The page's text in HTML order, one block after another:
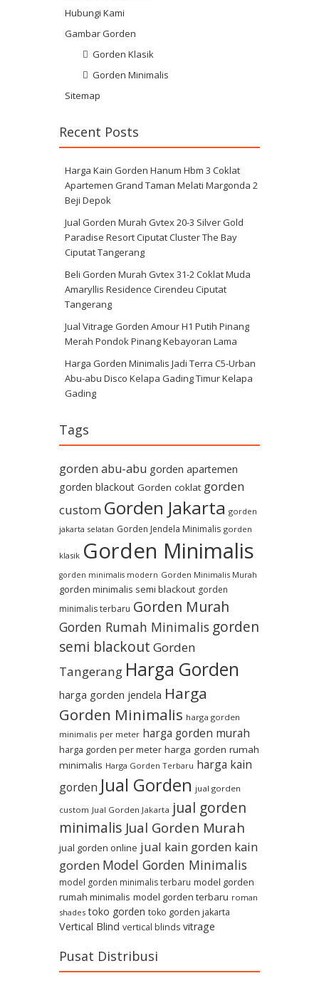
Hubungi Kami
Gambar Gorden
Gorden Klasik
Gorden Minimalis
Sitemap
Recent Posts
Harga Kain Gorden Hanum Hbm 3 Coklat
Apartemen Grand Taman Melati Margonda 2
Beji Depok
Jual Gorden Murah Gvtex 20-3 Silver Gold
Paradise Resort Ciputat Cluster The Bay
Ciputat Tangerang
Beli Gorden Murah Gvtex 31-2 Coklat Muda
Amaryllis Residence Cirendeu Ciputat
Tangerang
Jual Vitrage Gorden Amour H1 Putih Pinang
Merah Pondok Pinang Kebayoran Lama
Harga Gorden Minimalis Jadi Terra C5-Urban
Abu-abu Disco Kelapa Gading Timur Kelapa
Gading
Tags
gorden abu-abu gorden apartemen
gorden blackout Gorden coklat gorden
custom Gorden Jakarta gorden
jakarta selatan Gorden Jendela Minimalis gorden
klasik Gorden Minimalis
gorden minimalis modern Gorden Minimalis Murah
gorden minimalis semi blackout gorden
minimalis terbaru Gorden Murah
Gorden Rumah Minimalis gorden
semi blackout Gorden
Tangerang Harga Gorden
harga gorden jendela Harga
Gorden Minimalis harga gorden
minimalis per meter harga gorden murah
harga gorden per meter harga gorden rumah
minimalis Harga Gorden Terbaru harga kain
gorden Jual Gorden jual gorden
custom Jual Gorden Jakarta jual gorden
minimalis Jual Gorden Murah
jual gorden online jual kain gorden kain
gorden Model Gorden Minimalis
model gorden minimalis terbaru model gorden
rumah minimalis model gorden terbaru roman
shades toko gorden toko gorden jakarta
Vertical Blind vertical blinds vitrage
Pusat Distribusi